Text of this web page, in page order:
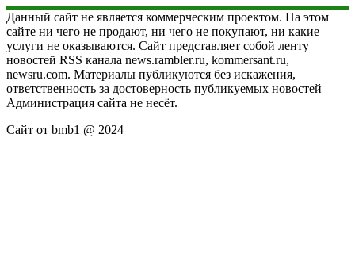
Данный сайт не является коммерческим проектом. На этом
сайте ни чего не продают, ни чего не покупают, ни какие
услуги не оказываются. Сайт представляет собой ленту
новостей RSS канала news.rambler.ru, kommersant.ru,
newsru.com. Материалы публикуются без искажения,
ответственность за достоверность публикуемых новостей
Администрация сайта не несёт.
Сайт от bmb1 @ 2024